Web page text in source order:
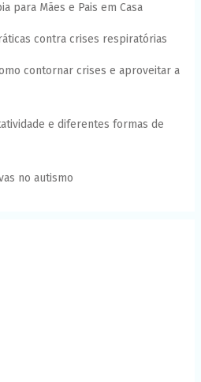
para Mães e Pais em Casa
contra crises respiratórias
contornar crises e aproveitar a
e diferentes formas de
no autismo